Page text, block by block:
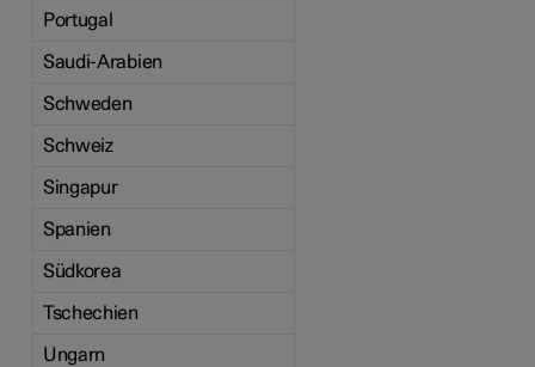
Portugal
Saudi-Arabien
Schweden
Schweiz
Singapur
Spanien
Südkorea
Tschechien
Ungarn